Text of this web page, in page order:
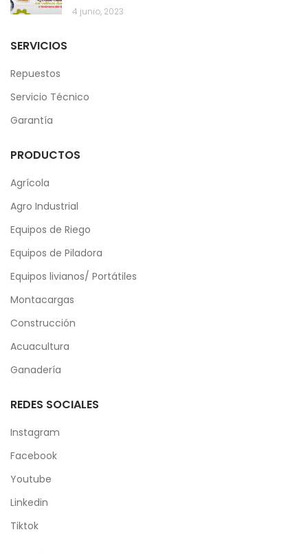
4 junio, 2023
SERVICIOS
Repuestos
Servicio Técnico
Garantía
PRODUCTOS
Agrícola
Agro Industrial
Equipos de Riego
Equipos de Piladora
Equipos livianos/ Portátiles
Montacargas
Construcción
Acuacultura
Ganadería
REDES SOCIALES
Instagram
Facebook
Youtube
Linkedin
Tiktok